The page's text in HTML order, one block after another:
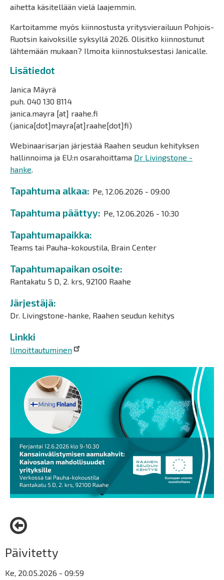
aihetta käsitellään vielä laajemmin.
Kartoitamme myös kiinnostusta yritysvierailuun Pohjois-
Ruotsin kaivoksille syksyllä 2026. Olisitko kiinnostunut
lähtemään mukaan? Ilmoita kiinnostuksestasi Janicalle.
Lisätiedot
Janica Mäyrä
puh. 040 130 8114
janica.mayra [at] raahe.fi
(janica[dot]mayra[at]raahe[dot]fi)
Webinaarisarjan järjestää Raahen seudun kehityksen
hallinnoima ja EU:n osarahoittama Dr Livingstone -
hanke.
Tapahtuma alkaa Pe, 12.06.2026 - 09:00
Tapahtuma päättyy Pe, 12.06.2026 - 10:30
Tapahtumapaikka
Teams tai Pauha-kokoustila, Brain Center
Tapahtumapaikan osoite
Rantakatu 5 D, 2. krs, 92100 Raahe
Järjestäjä
Dr. Livingstone-hanke, Raahen seudun kehitys
Linkki
Ilmoittautuminen
Päivitetty
Ke, 20.05.2026 - 09:59